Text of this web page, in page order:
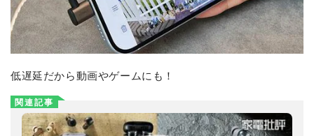
低遅延だから動画やゲームにも！
関連記事